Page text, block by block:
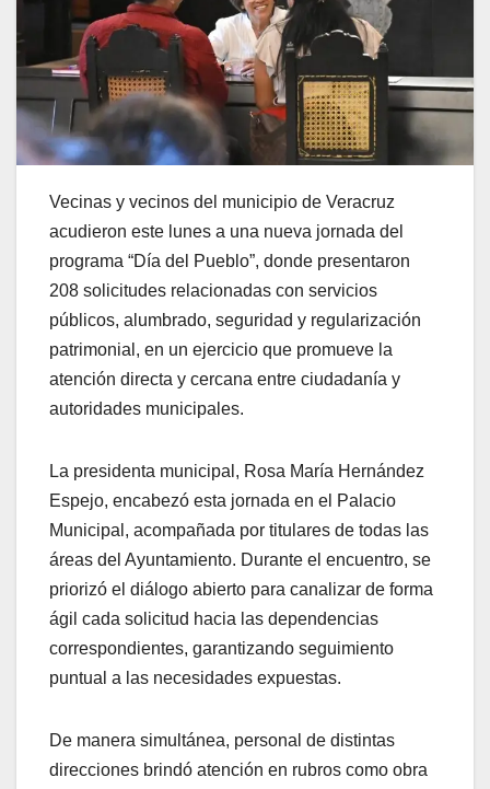
Vecinas y vecinos del municipio de Veracruz
acudieron este lunes a una nueva jornada del
programa “Día del Pueblo”, donde presentaron
208 solicitudes relacionadas con servicios
públicos, alumbrado, seguridad y regularización
patrimonial, en un ejercicio que promueve la
atención directa y cercana entre ciudadanía y
autoridades municipales.
La presidenta municipal, Rosa María Hernández
Espejo, encabezó esta jornada en el Palacio
Municipal, acompañada por titulares de todas las
áreas del Ayuntamiento. Durante el encuentro, se
priorizó el diálogo abierto para canalizar de forma
ágil cada solicitud hacia las dependencias
correspondientes, garantizando seguimiento
puntual a las necesidades expuestas.
De manera simultánea, personal de distintas
direcciones brindó atención en rubros como obra